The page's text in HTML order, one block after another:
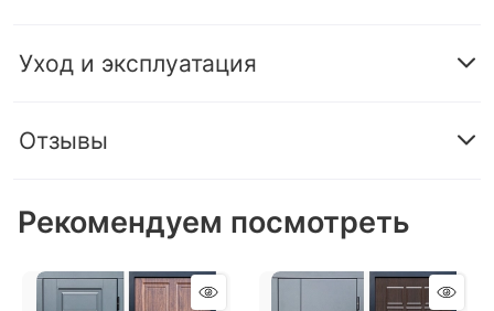
Уход и эксплуатация
Отзывы
Рекомендуем посмотреть